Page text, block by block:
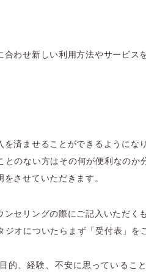
わせ新しい利用方法やサービス
済ませることができるようにな
とのない方はその何が便利なのか
させていただきます。
セリングの際にご記入いただく
ジオについたらまず「受付表」を
的、経験、不安に思っているこ